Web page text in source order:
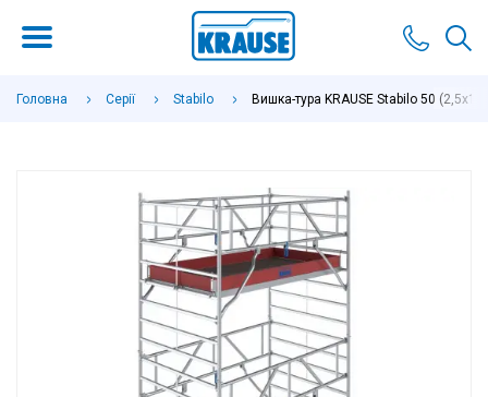
Головна Серії Stabilo Вишка-тура KRAUSE Stabilo 50